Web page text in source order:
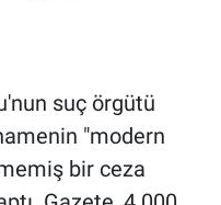
suç örgütü
"modern
bir ceza